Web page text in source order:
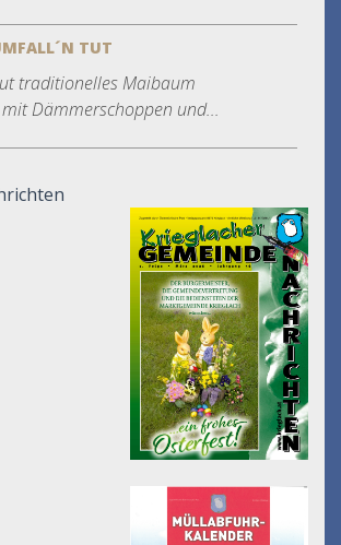
TUT
traditionelles Maibaum
Dämmerschoppen und...